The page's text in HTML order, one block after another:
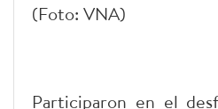
(Foto: VNA)
Participaron en el